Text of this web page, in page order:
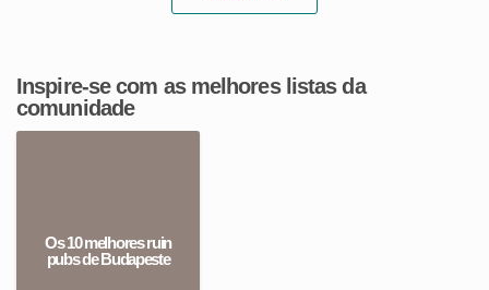
Inspire-se com as melhores listas da
comunidade
Os 10 melhores ruin
pubs de Budapeste